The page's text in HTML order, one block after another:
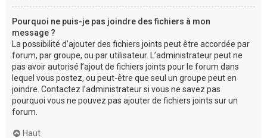
Pourquoi ne puis-je pas joindre des fichiers à mon
message ?
La possibilité d’ajouter des fichiers joints peut être accordée par
forum, par groupe, ou par utilisateur. L’administrateur peut ne
pas avoir autorisé l’ajout de fichiers joints pour le forum dans
lequel vous postez, ou peut-être que seul un groupe peut en
joindre. Contactez l’administrateur si vous ne savez pas
pourquoi vous ne pouvez pas ajouter de fichiers joints sur un
forum.
Haut